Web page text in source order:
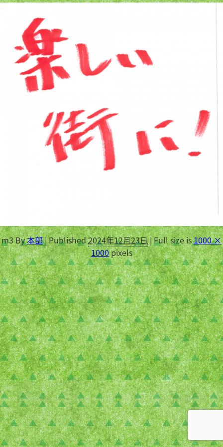
m3By本部|Published2024年12月23日|Full size is1000 ×
1000pixels